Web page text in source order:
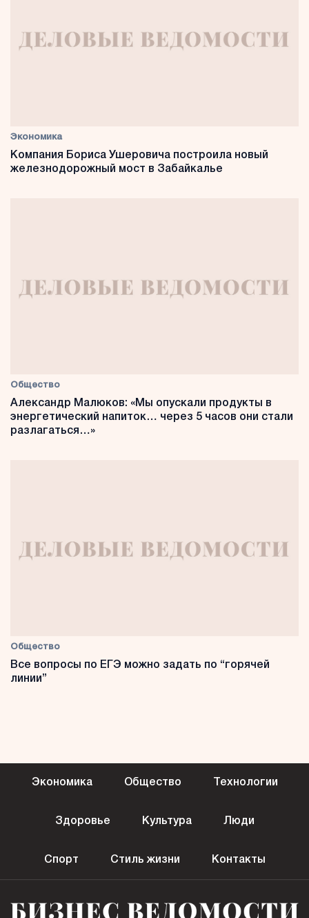
Экономика
Компания Бориса Ушеровича построила новый
железнодорожный мост в Забайкалье
Общество
Александр Малюков: «Мы опускали продукты в
энергетический напиток… через 5 часов они стали
разлагаться…»
Общество
Все вопросы по ЕГЭ можно задать по “горячей
линии”
Экономика Общество Технологии
Здоровье Культура Люди
Спорт Стиль жизни Контакты